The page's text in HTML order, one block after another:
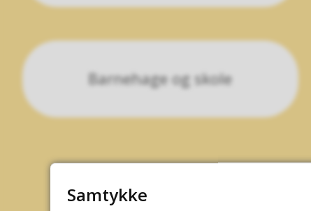
Barnehage og skole
Samtykke